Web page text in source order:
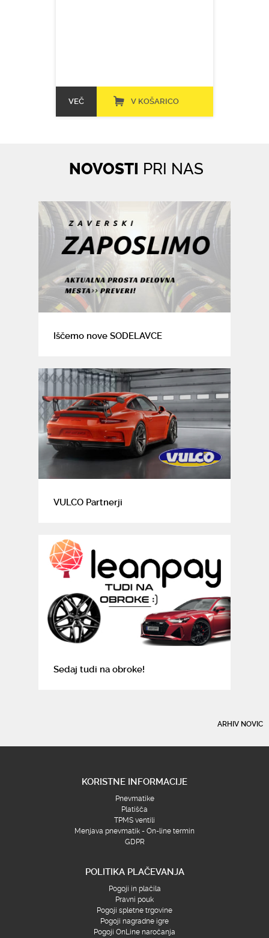
VEČ V KOŠARICO
NOVOSTI PRI NAS
Iščemo nove SODELAVCE
VULCO Partnerji
Sedaj tudi na obroke!
ARHIV NOVIC
KORISTNE INFORMACIJE
Pnevmatike
Platišča
TPMS ventili
Menjava pnevmatik - On-line termin
GDPR
POLITIKA PLAČEVANJA
Pogoji in plačila
Pravni pouk
Pogoji spletne trgovine
Pogoji nagradne igre
Pogoji OnLine naročanja